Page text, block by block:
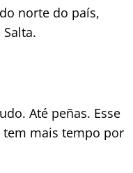
norte do país,
Até peñas. Esse
tem mais tempo por